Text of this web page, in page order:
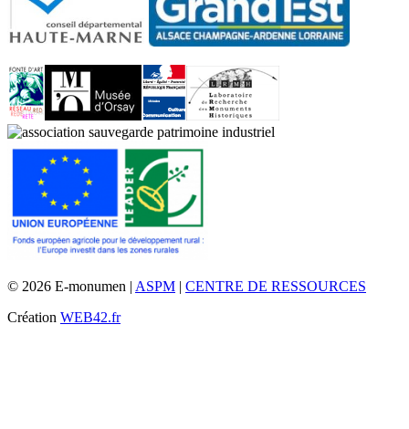
© 2026 E-monumen | ASPM | CENTRE DE RESSOURCES
Création WEB42.fr